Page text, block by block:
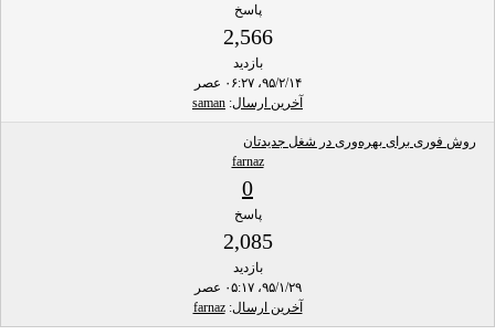
پاسخ
2,566
بازدید
۹۵/۲/۱۴، ۰۶:۲۷ عصر
آخرین ارسال:
saman
روش فوری برای بهره‌وری در شغل جدیدتان
farnaz
0
پاسخ
2,085
بازدید
۹۵/۱/۲۹، ۰۵:۱۷ عصر
آخرین ارسال:
farnaz